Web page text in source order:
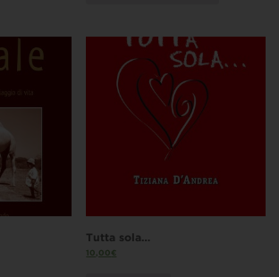
Tutta sola…
10,00€